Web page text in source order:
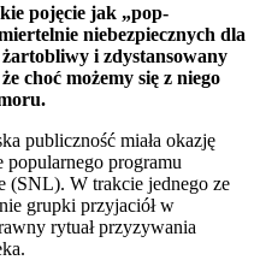
pojęcie jak „pop-
niebezpiecznych dla
i zdystansowany
choć możemy się z niego
publiczność miała okazję
popularnego programu
W trakcie jednego ze
grupki przyjaciół w
rytuał przyzywania